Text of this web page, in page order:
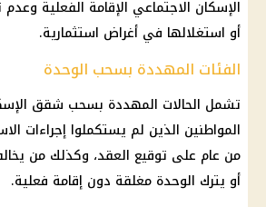
الإسكان الاجتماعي الإقامة الفعلية
أو استغلالها في أغراض استثمارية.
الفئات المهددة بسحب الوحدة
تشمل الحالات المهددة بسحب شقق
المواطنين الذين لم يستكملوا إجراءات
من عام على توقيع العقد، وكذلك من
أو يترك الوحدة مغلقة دون إقامة فعلية.